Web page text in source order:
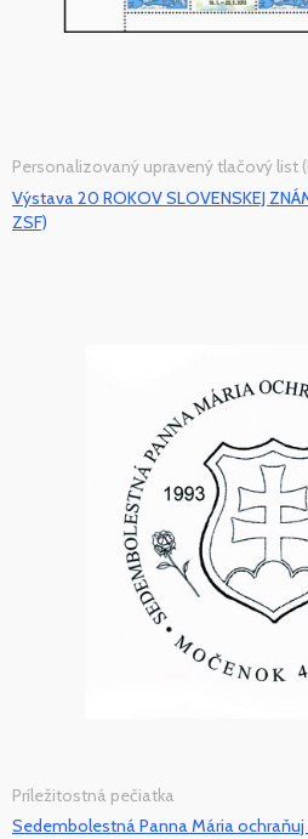
Personalizovaný upravený tlačový list
Výstava 20 ROKOV SLOVENSKEJ
ZSF)
Príležitostná pečiatka
Sedembolestná Panna Mária ochraňuj